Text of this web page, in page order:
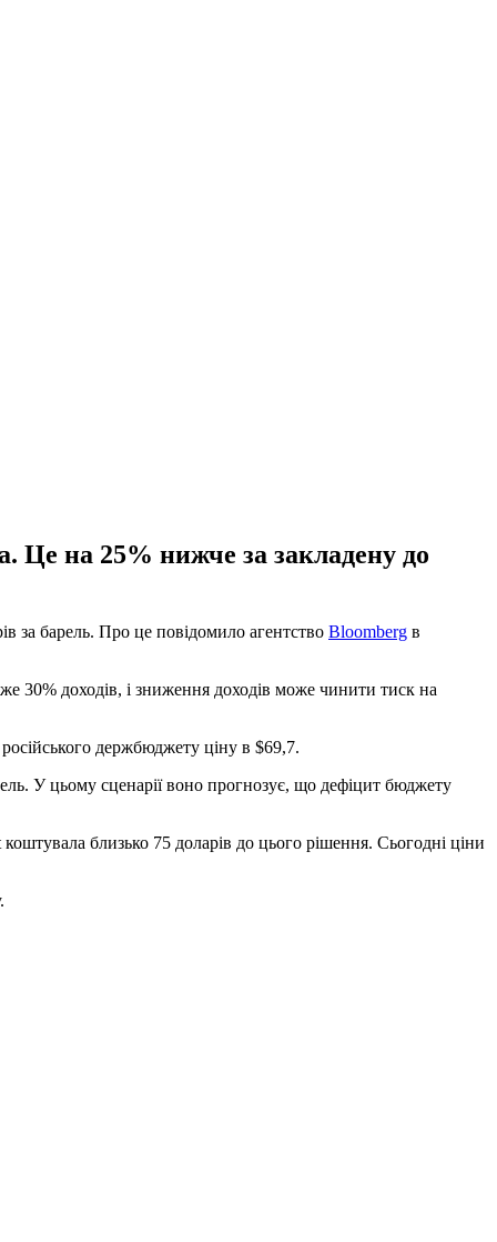
Це на 25% нижче за закладену до
за барель. Про це повідомило агентство Bloomberg в
30% доходів, і зниження доходів може чинити тиск на
держбюджету ціну в $69,7.
У цьому сценарії воно прогнозує, що дефіцит бюджету
близько 75 доларів до цього рішення. Сьогодні ціни